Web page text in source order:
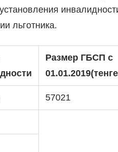
льготника.
Размер ГБСП с
01.01.2019
57021